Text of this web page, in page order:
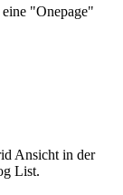
eine "Onepage"
Ansicht in der
List.